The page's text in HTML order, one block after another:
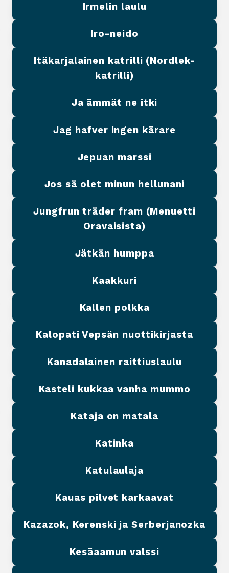
Irmelin laulu
Iro-neido
Itäkarjalainen katrilli (Nordlek-
katrilli)
Ja ämmät ne itki
Jag hafver ingen kärare
Jepuan marssi
Jos sä olet minun hellunani
Jungfrun träder fram (Menuetti
Oravaisista)
Jätkän humppa
Kaakkuri
Kallen polkka
Kalopati Vepsän nuottikirjasta
Kanadalainen raittiuslaulu
Kasteli kukkaa vanha mummo
Kataja on matala
Katinka
Katulaulaja
Kauas pilvet karkaavat
Kazazok, Kerenski ja Serberjanozka
Kesäaamun valssi